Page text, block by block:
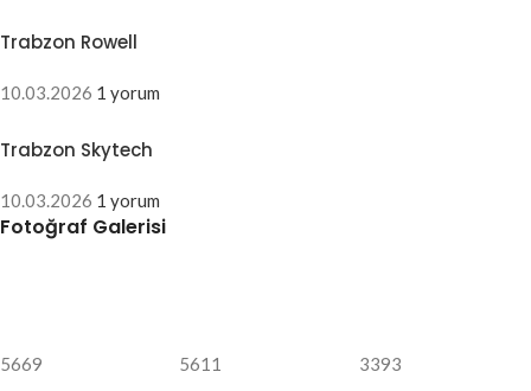
Trabzon Rowell
10.03.2026 1 yorum
Trabzon Skytech
10.03.2026 1 yorum
Fotoğraf Galerisi
5669 5611 3393